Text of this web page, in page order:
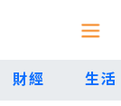
財經 生活